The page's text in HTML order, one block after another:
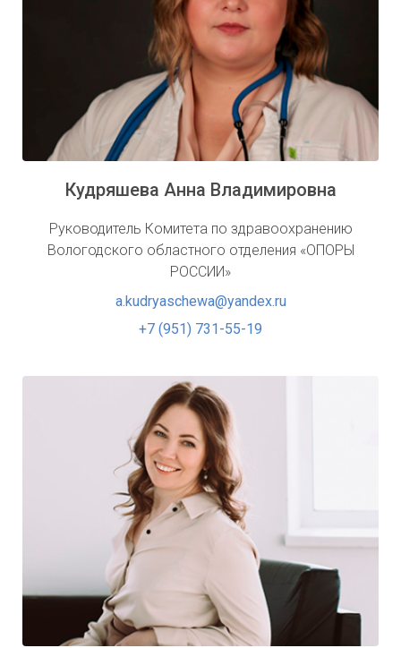
Кудряшева Анна Владимировна
Руководитель Комитета по здравоохранению
Вологодского областного отделения «ОПОРЫ
РОССИИ»
a.kudryaschewa@yandex.ru
+7 (951) 731-55-19